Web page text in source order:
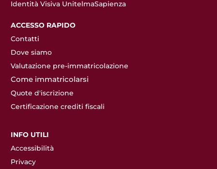
Identità Visiva UnitelmaSapienza
ACCESSO RAPIDO
Contatti
Dove siamo
Valutazione pre-immatricolazione
Come immatricolarsi
Quote d'iscrizione
Certificazione crediti fiscali
INFO UTILI
Accessibilità
Privacy